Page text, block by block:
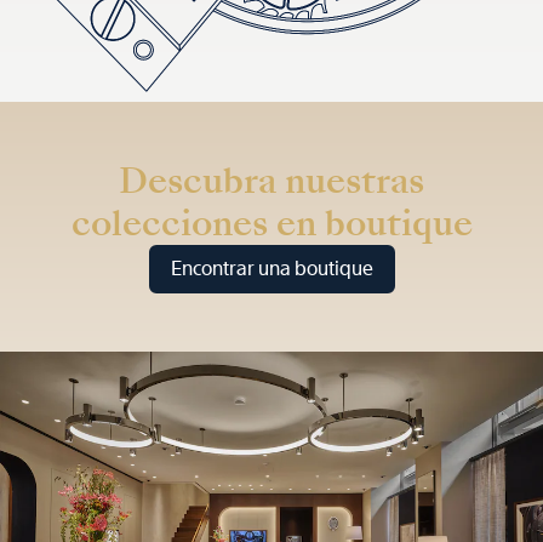
Descubra nuestras
colecciones en boutique
Encontrar una boutique